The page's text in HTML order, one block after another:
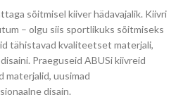
sõitmisel kiiver hädavajalik. Kiivri
– olgu siis sportlikuks sõitmiseks
tähistavad kvaliteetset materjali,
Praeguseid ABUSi kiivreid
materjalid, uusimad
disain.